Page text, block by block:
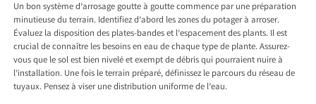
Un bon système d’arrosage goutte à goutte commence par une préparation
minutieuse du terrain. Identifiez d’abord les zones du potager à arroser.
Évaluez la disposition des plates-bandes et l’espacement des plants. Il est
crucial de connaître les besoins en eau de chaque type de plante. Assurez-
vous que le sol est bien nivelé et exempt de débris qui pourraient nuire à
l’installation. Une fois le terrain préparé, définissez le parcours du réseau de
tuyaux. Pensez à viser une distribution uniforme de l’eau.